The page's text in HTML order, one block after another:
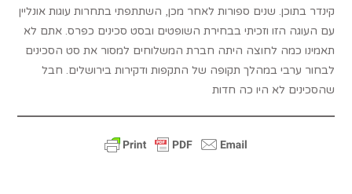
קינדר בתוכן. שנים ספורות לאחר מכן, השתתפתי בתחרות עוגות אונליין
עם העוגה הזו וזכיתי בבחירת השופטים ובסט סכינים כפרס. אתם לא
תאמינו כמה לחוצה היתה חברת המשלוחים למסור את סט הסכינים
לבחור ערבי במהלך תקופה של התקפות ודקירות בירושלים. חבל
שהסכינים לא היו כה חדות